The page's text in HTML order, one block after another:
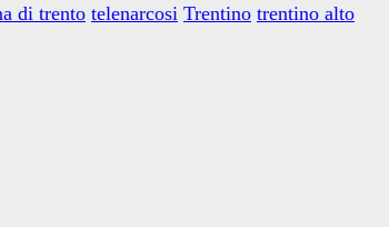
di trento telenarcosi Trentino trentino alto